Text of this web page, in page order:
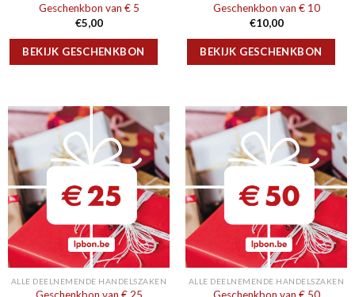
Geschenkbon van € 5
€5,00
BEKIJK GESCHENKBON
Geschenkbon van € 10
€10,00
BEKIJK GESCHENKBON
ALLE DEELNEMENDE HANDELSZAKEN ALLE DEELNEMENDE HANDELSZAKEN